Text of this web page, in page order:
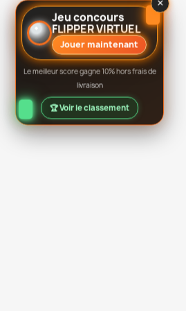
Jeu concours
FLIPPER VIRTUEL
Jouer maintenant
Le meilleur score gagne 10% hors frais de
livraison
🏆 Voir le classement